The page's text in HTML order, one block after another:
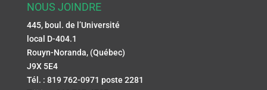
NOUS JOINDRE
445, boul. de l’Université
local D-404.1
Rouyn-Noranda, (Québec)
J9X 5E4
Tél. : 819 762-0971 poste 2281